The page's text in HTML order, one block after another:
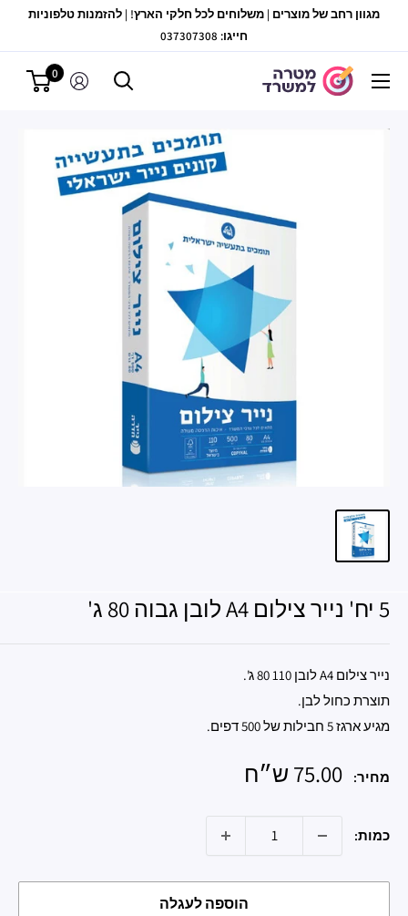
מגוון רחב של מוצרים | משלוחים לכל חלקי הארץ! | להזמנות טלפוניות
חייגו: 037307308
מטרה
0
5 יח' נייר צילום A4 לובן גבוה 80 ג'
נייר צילום A4 לובן 110 80 ג'.
תוצרת כחול לבן.
מגיע ארגז 5 חבילות של 500 דפים.
מחיר: מחיר
75.00 ש״ח
כמות:
הוספה לעגלה